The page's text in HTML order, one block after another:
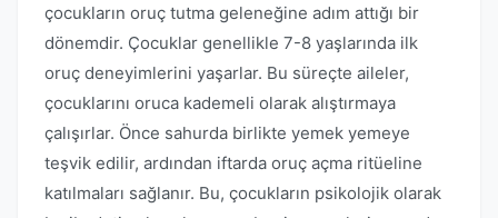
çocukların oruç tutma geleneğine adım attığı bir
dönemdir. Çocuklar genellikle 7-8 yaşlarında ilk
oruç deneyimlerini yaşarlar. Bu süreçte aileler,
çocuklarını oruca kademeli olarak alıştırmaya
çalışırlar. Önce sahurda birlikte yemek yemeye
teşvik edilir, ardından iftarda oruç açma ritüeline
katılmaları sağlanır. Bu, çocukların psikolojik olarak